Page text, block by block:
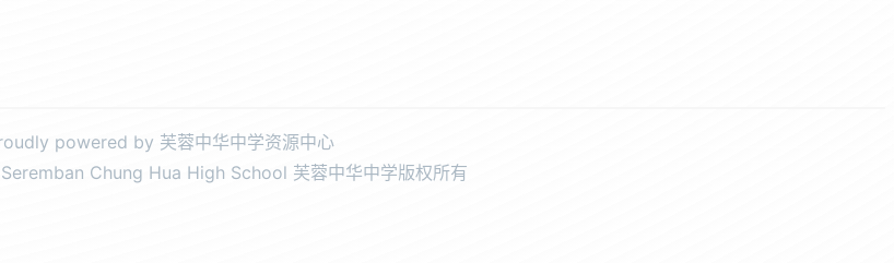
powered by 芙蓉中华中学资源中心
Chung Hua High School 芙蓉中华中学版权所有